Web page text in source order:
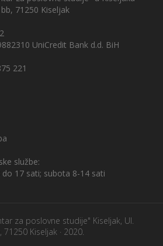
71250 Kiseljak
UniCredit Bank d.d. BiH
221
službe:
17 sati; subota 8-14 sati
za poslovne studije" Kiseljak, Ul.
Kiseljak · 2020.